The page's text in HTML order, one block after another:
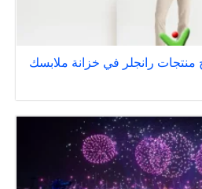
منتجات رانجلر في خزانة ملابسك